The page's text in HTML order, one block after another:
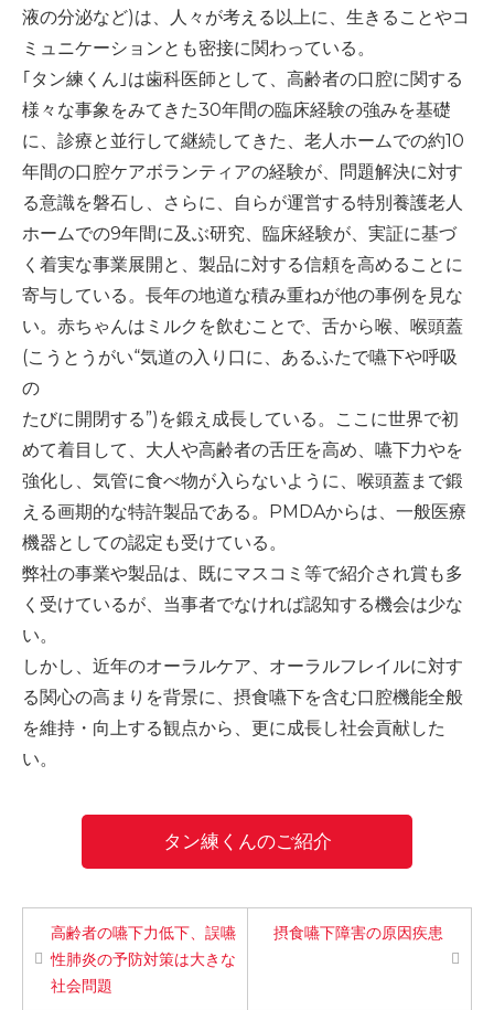
液の分泌など)は、人々が考える以上に、生きることやコ
ミュニケーションとも密接に関わっている。
｢タン練くん｣は歯科医師として、高齢者の口腔に関する
様々な事象をみてきた30年間の臨床経験の強みを基礎
に、診療と並行して継続してきた、老人ホームでの約10
年間の口腔ケアボランティアの経験が、問題解決に対す
る意識を磐石し、さらに、自らが運営する特別養護老人
ホームでの9年間に及ぶ研究、臨床経験が、実証に基づ
く着実な事業展開と、製品に対する信頼を高めることに
寄与している。長年の地道な積み重ねが他の事例を見な
い。赤ちゃんはミルクを飲むことで、舌から喉、喉頭蓋
(こうとうがい“気道の入り口に、あるふたで嚥下や呼吸
の
たびに開閉する”)を鍛え成長している。ここに世界で初
めて着目して、大人や高齢者の舌圧を高め、嚥下力やを
強化し、気管に食べ物が入らないように、喉頭蓋まで鍛
える画期的な特許製品である。PMDAからは、一般医療
機器としての認定も受けている。
弊社の事業や製品は、既にマスコミ等で紹介され賞も多
く受けているが、当事者でなければ認知する機会は少な
い。
しかし、近年のオーラルケア、オーラルフレイルに対す
る関心の高まりを背景に、摂食嚥下を含む口腔機能全般
を維持・向上する観点から、更に成長し社会貢献した
い。
タン練くんのご紹介
高齢者の嚥下力低下、誤嚥
性肺炎の予防対策は大きな
社会問題
摂食嚥下障害の原因疾患